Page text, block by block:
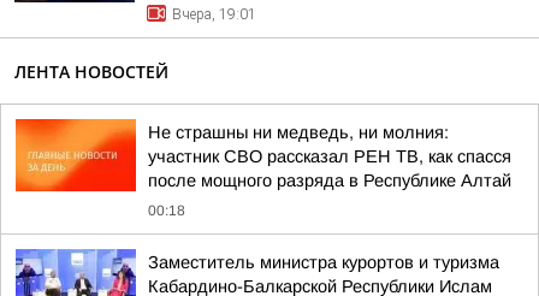
Вчера, 19:01
ЛЕНТА НОВОСТЕЙ
Не страшны ни медведь, ни молния:
участник СВО рассказал РЕН ТВ, как спасся
после мощного разряда в Республике Алтай
00:18
Заместитель министра курортов и туризма
Кабардино-Балкарской Республики Ислам